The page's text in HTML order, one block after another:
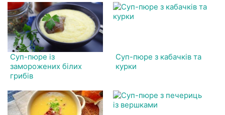
Суп-пюре із
заморожених білих
грибів
Суп-пюре з кабачків та
курки